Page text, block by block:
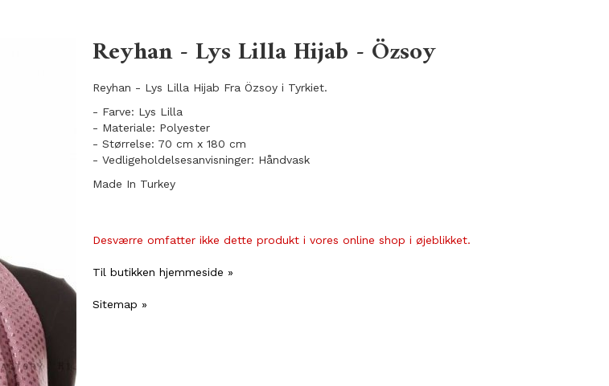
Reyhan - Lys Lilla Hijab - Özsoy
Reyhan - Lys Lilla Hijab Fra Özsoy i Tyrkiet.
- Farve: Lys Lilla
- Materiale: Polyester
- Størrelse: 70 cm x 180 cm
- Vedligeholdelsesanvisninger: Håndvask
Made In Turkey
Desværre omfatter ikke dette produkt i vores online shop i øjeblikket.
Til butikken hjemmeside »
Sitemap »